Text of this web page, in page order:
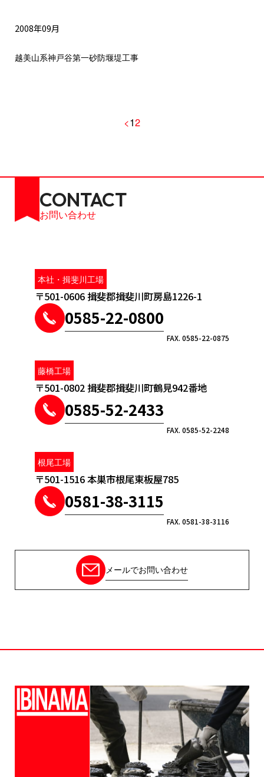
2008年09月
越美山系神戸谷第一砂防堰堤工事
<12
お問い合わせ
本社・揖斐川工場
〒501-0606 揖斐郡揖斐川町房島1226-1
0585-22-0800
FAX. 0585-22-0875
藤橋工場
〒501-0802 揖斐郡揖斐川町鶴見942番地
0585-52-2433
FAX. 0585-52-2248
根尾工場
〒501-1516 本巣市根尾東板屋785
0581-38-3115
FAX. 0581-38-3116
メールでお問い合わせ